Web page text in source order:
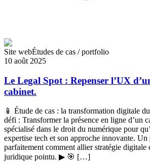
Site webÉtudes de cas / portfolio
10 août 2025
Le Legal Spot : Repenser l’UX
cabinet.
📱 Étude de cas : la transformation digitale
défi : Transformer la présence en ligne d’un
spécialisé dans le droit du numérique pour
expertise tech et son approche innovante.
parfaitement comment allier stratégie digitale
juridique pointu. ▶ 🎯 […]